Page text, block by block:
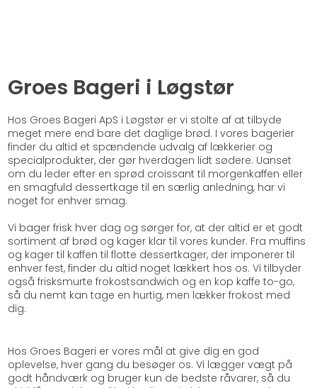
Groes Bageri i Løgstør
Hos Groes Bageri ApS i Løgstør er vi stolte af at tilbyde
meget mere end bare det daglige brød. I vores bagerier
finder du altid et spændende udvalg af lækkerier og
specialprodukter, der gør hverdagen lidt sødere. Uanset
om du leder efter en sprød croissant til morgenkaffen eller
en smagfuld dessertkage til en særlig anledning, har vi
noget for enhver smag.
Vi bager frisk hver dag og sørger for, at der altid er et godt
sortiment af brød og kager klar til vores kunder. Fra muffins
og kager til kaffen til flotte dessertkager, der imponerer til
enhver fest, finder du altid noget lækkert hos os. Vi tilbyder
også frisksmurte frokostsandwich og en kop kaffe to-go,
så du nemt kan tage en hurtig, men lækker frokost med
dig.
Hos Groes Bageri er vores mål at give dig en god
oplevelse, hver gang du besøger os. Vi lægger vægt på
godt håndværk og bruger kun de bedste råvarer, så du